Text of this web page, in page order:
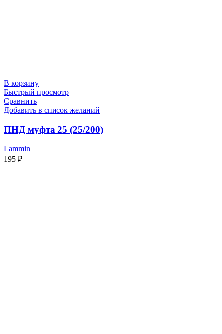
В корзину
Быстрый просмотр
Сравнить
Добавить в список желаний
ПНД муфта 25 (25/200)
Lammin
195 ₽